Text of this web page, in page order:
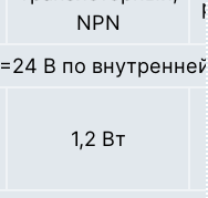
NPN
=24 В по
1,2 Вт